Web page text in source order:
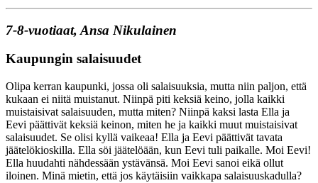
7-8-vuotiaat, Ansa Nikulainen
Kaupungin salaisuudet
Olipa kerran kaupunki, jossa oli salaisuuksia, mutta niin paljon, että
kukaan ei niitä muistanut. Niinpä piti keksiä keino, jolla kaikki
muistaisivat salaisuuden, mutta miten? Niinpä kaksi lasta Ella ja
Eevi päättivät keksiä keinon, miten he ja kaikki muut muistaisivat
salaisuudet. Se olisi kyllä vaikeaa! Ella ja Eevi päättivät tavata
jäätelökioskilla. Ella söi jäätelöään, kun Eevi tuli paikalle. Moi Eevi!
Ella huudahti nähdessään ystävänsä. Moi Eevi sanoi eikä ollut
iloinen. Minä mietin, että jos käytäisiin vaikkapa salaisuuskadulla?